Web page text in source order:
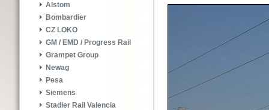
Alstom
Bombardier
CZ LOKO
GM / EMD / Progress Rail
Grampet Group
Newag
Pesa
Siemens
Stadler Rail Valencia